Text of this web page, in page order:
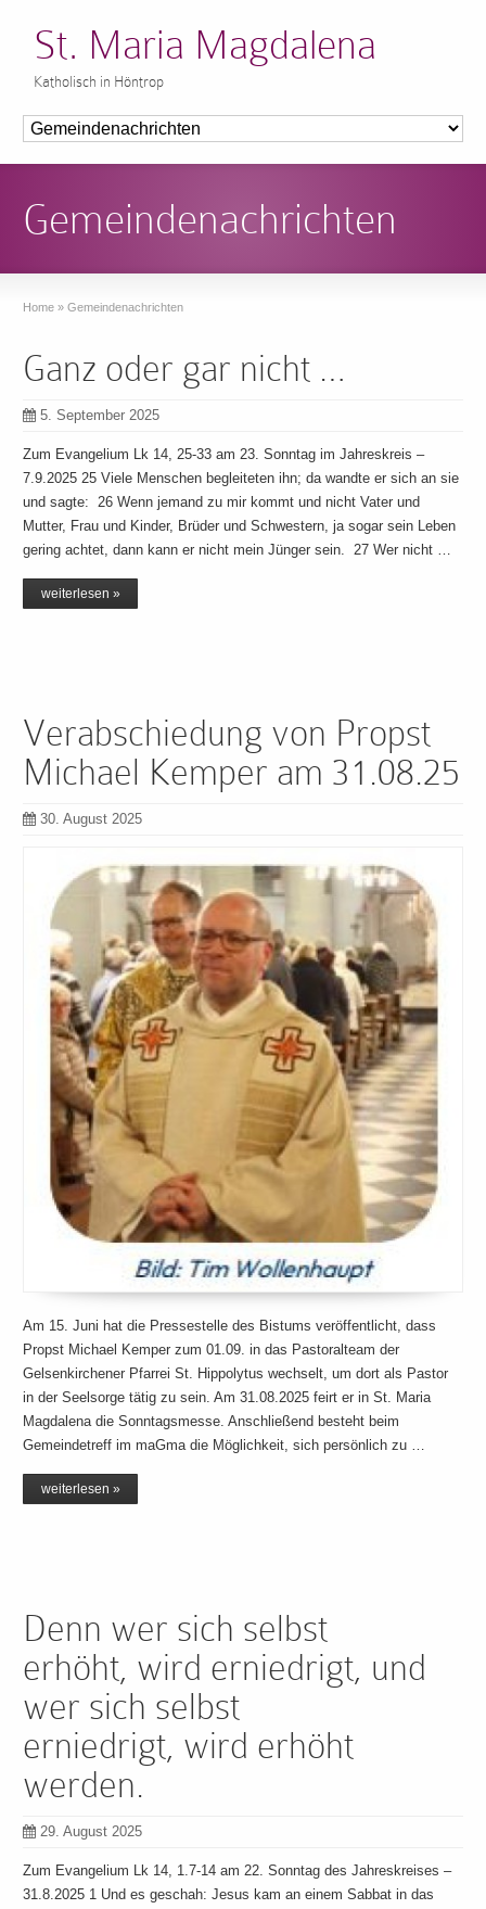
St. Maria Magdalena
Katholisch in Höntrop
Gemeindenachrichten
Home » Gemeindenachrichten
Ganz oder gar nicht …
5. September 2025
Zum Evangelium Lk 14, 25-33 am 23. Sonntag im Jahreskreis –
7.9.2025 25 Viele Menschen begleiteten ihn; da wandte er sich an sie
und sagte: 26 Wenn jemand zu mir kommt und nicht Vater und
Mutter, Frau und Kinder, Brüder und Schwestern, ja sogar sein Leben
gering achtet, dann kann er nicht mein Jünger sein. 27 Wer nicht …
weiterlesen »
Verabschiedung von Propst
Michael Kemper am 31.08.25
30. August 2025
Am 15. Juni hat die Pressestelle des Bistums veröffentlicht, dass
Propst Michael Kemper zum 01.09. in das Pastoralteam der
Gelsenkirchener Pfarrei St. Hippolytus wechselt, um dort als Pastor
in der Seelsorge tätig zu sein. Am 31.08.2025 feirt er in St. Maria
Magdalena die Sonntagsmesse. Anschließend besteht beim
Gemeindetreff im maGma die Möglichkeit, sich persönlich zu …
weiterlesen »
Denn wer sich selbst
erhöht, wird erniedrigt, und
wer sich selbst
erniedrigt, wird erhöht
werden.
29. August 2025
Zum Evangelium Lk 14, 1.7-14 am 22. Sonntag des Jahreskreises –
31.8.2025 1 Und es geschah: Jesus kam an einem Sabbat in das